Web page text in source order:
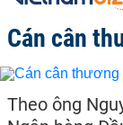
Cán cân
Theo ông